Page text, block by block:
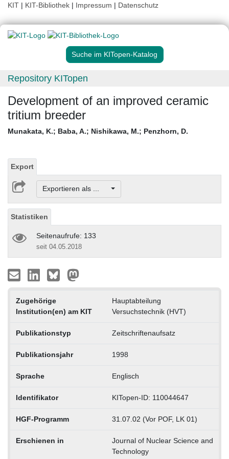
KIT | KIT-Bibliothek | Impressum | Datenschutz
Suche im KITopen-Katalog
Repository KITopen
Development of an improved ceramic
tritium breeder
Munakata, K.; Baba, A.; Nishikawa, M.; Penzhorn, D.
Export
Exportieren als ...
Statistiken
Seitenaufrufe: 133
seit 04.05.2018
Zugehörige
Institution(en) am KIT
Hauptabteilung
Versuchstechnik (HVT)
Publikationstyp Zeitschriftenaufsatz
Publikationsjahr 1998
Sprache Englisch
Identifikator KITopen-ID: 110044647
HGF-Programm 31.07.02 (Vor POF, LK 01)
Erschienen in
Journal of Nuclear Science and
Technology